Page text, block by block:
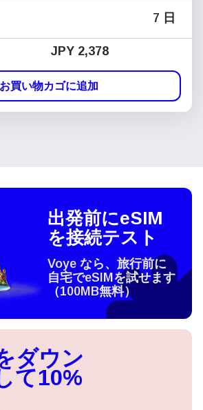
7 日
JPY 2,378
お買い物カゴに追加
出発前にeSIM
を接続テスト
Voye なら、旅行前に
自宅でeSIMを試せます
（100MB無料）
ダウン
て10%